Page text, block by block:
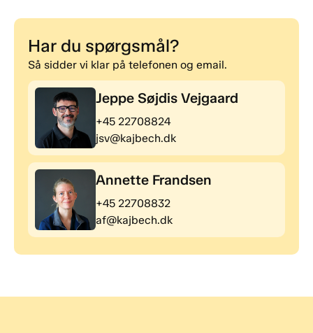
Har du spørgsmål?
Så sidder vi klar på telefonen og email.
Jeppe Søjdis Vejgaard
+45 22708824
jsv@kajbech.dk
Annette Frandsen
+45 22708832
af@kajbech.dk